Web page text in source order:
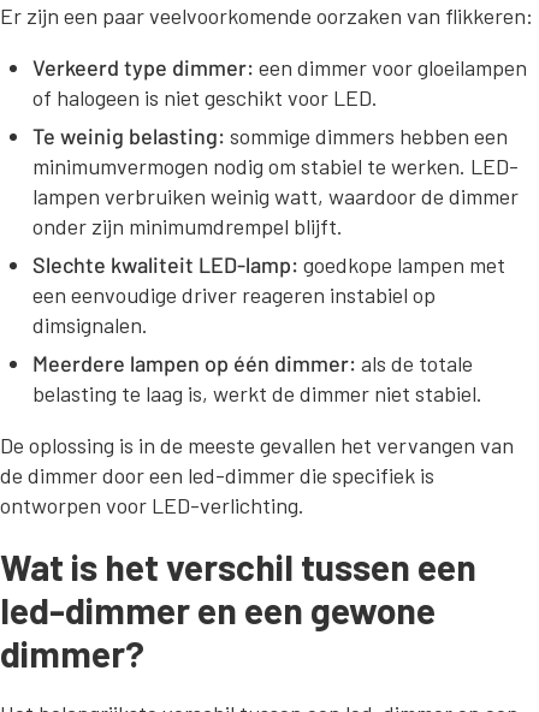
Er zijn een paar veelvoorkomende oorzaken van flikkeren:
Verkeerd type dimmer: een dimmer voor gloeilampen
of halogeen is niet geschikt voor LED.
Te weinig belasting: sommige dimmers hebben een
minimumvermogen nodig om stabiel te werken. LED-
lampen verbruiken weinig watt, waardoor de dimmer
onder zijn minimumdrempel blijft.
Slechte kwaliteit LED-lamp: goedkope lampen met
een eenvoudige driver reageren instabiel op
dimsignalen.
Meerdere lampen op één dimmer: als de totale
belasting te laag is, werkt de dimmer niet stabiel.
De oplossing is in de meeste gevallen het vervangen van
de dimmer door een led-dimmer die specifiek is
ontworpen voor LED-verlichting.
Wat is het verschil tussen een
led-dimmer en een gewone
dimmer?